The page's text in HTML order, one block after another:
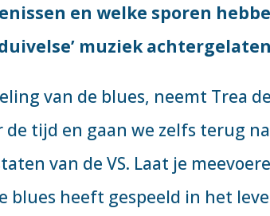
en welke sporen
muziek
van de blues, neemt Trea de
de tijd en gaan we zelfs terug
van de VS. Laat je
blues heeft gespeeld in het